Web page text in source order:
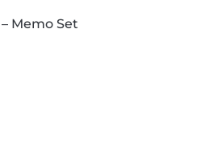
Memo Set